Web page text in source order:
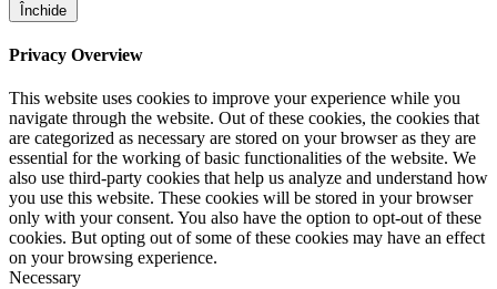
Închide
Privacy Overview
This website uses cookies to improve your experience while you
navigate through the website. Out of these cookies, the cookies that
are categorized as necessary are stored on your browser as they are
essential for the working of basic functionalities of the website. We
also use third-party cookies that help us analyze and understand how
you use this website. These cookies will be stored in your browser
only with your consent. You also have the option to opt-out of these
cookies. But opting out of some of these cookies may have an effect
on your browsing experience.
Necessary